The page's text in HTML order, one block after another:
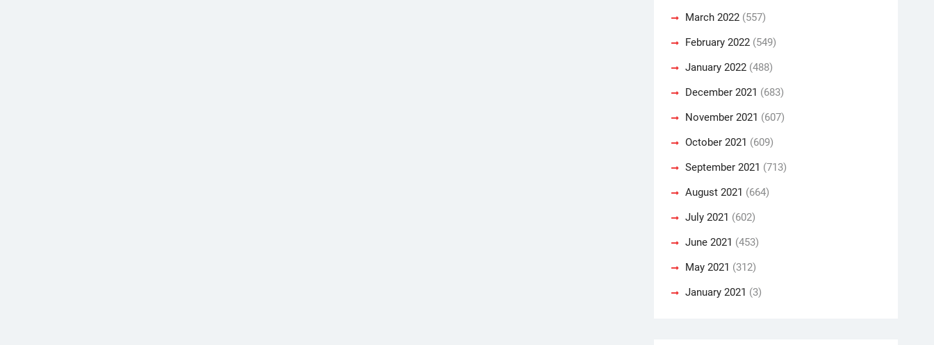
March 2022 (557)
February 2022 (549)
January 2022 (488)
December 2021 (683)
November 2021 (607)
October 2021 (609)
September 2021 (713)
August 2021 (664)
July 2021 (602)
June 2021 (453)
May 2021 (312)
January 2021 (3)